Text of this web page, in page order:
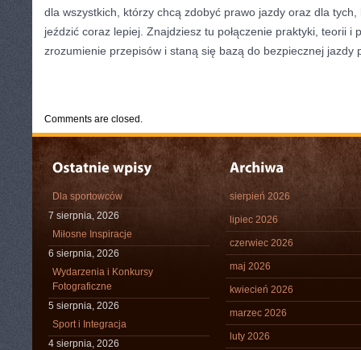
dla wszystkich, którzy chcą zdobyć prawo jazdy oraz dla
jeździć coraz lepiej. Znajdziesz tu połączenie praktyki, teorii i
zrozumienie przepisów i staną się bazą do bezpiecznej jazdy
Comments are closed.
Dla sportowców
7 sierpnia, 2026
Miłosne Inspiracje
6 sierpnia, 2026
Wydarzenia i Konkursy
Fotograficzne
5 sierpnia, 2026
Sport i Integracja
4 sierpnia, 2026
sierpień 2026
lipiec 2026
czerwiec 2026
maj 2026
kwiecień 2026
marzec 2026
luty 2026